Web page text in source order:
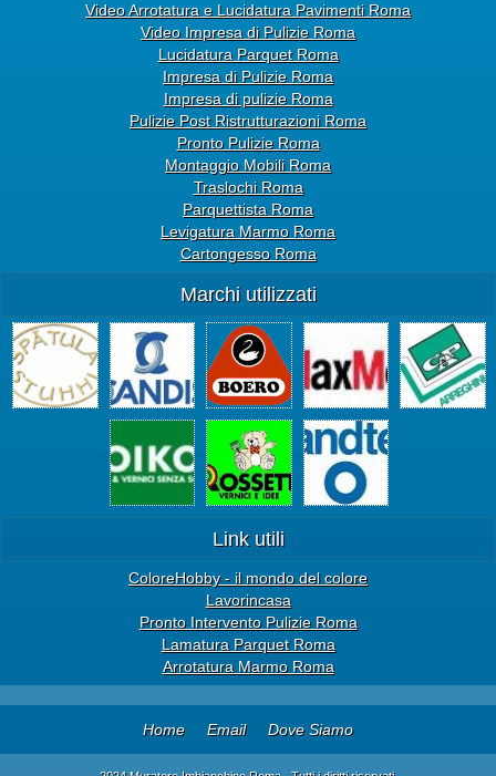
Video Arrotatura e Lucidatura Pavimenti Roma
Video Impresa di Pulizie Roma
Lucidatura Parquet Roma
Impresa di Pulizie Roma
Impresa di pulizie Roma
Pulizie Post Ristrutturazioni Roma
Pronto Pulizie Roma
Montaggio Mobili Roma
Traslochi Roma
Parquettista Roma
Levigatura Marmo Roma
Cartongesso Roma
Marchi utilizzati
Link utili
ColoreHobby - il mondo del colore
Lavorincasa
Pronto Intervento Pulizie Roma
Lamatura Parquet Roma
Arrotatura Marmo Roma
Home Email Dove Siamo